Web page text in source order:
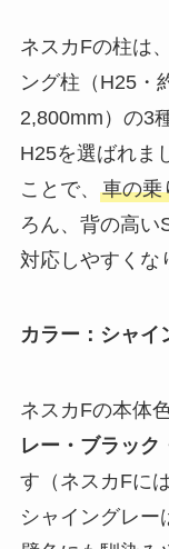
ネスカFの柱は
ング柱（H25・
2,800mm）の3
H25を選ばれま
ことで、 車の乗
ろん、背の高い
対応しやすくな
カラー：シャイ
ネスカFの本体
レー・ブラック
す（ネスカFに
シャイングレー